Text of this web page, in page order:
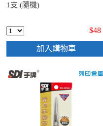
1支 (隨機)
$48
加入購物車